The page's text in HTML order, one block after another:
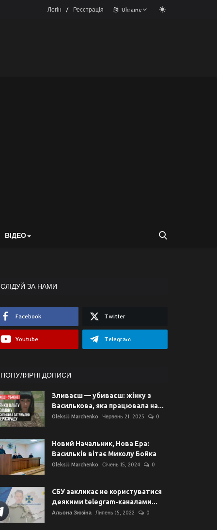
Логін / Реєстрація Ukraine
ВІДЕО
СЛІДУЙ ЗА НАМИ
Facebook Twitter
Youtube Telegram
ПОПУЛЯРНІ ДОПИСИ
Зливаєш — убиваєш: жінку з
Василькова, яка працювала на...
Oleksii Marchenko Червень 21, 2025 0
Новий Начальник, Нова Ера:
Васильків вітає Миколу Бойка
Oleksii Marchenko Січень 15, 2024 0
СБУ закликає не користуватися
деякими telegram-каналами...
Альона Зюзіна Липень 15, 2022 0